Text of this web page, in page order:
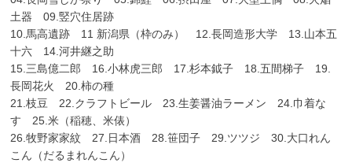
土器 09.竪穴住居跡
10.馬高遺跡 11 新潟県（枠のみ） 12.長岡造形大学 13.山本五
十六 14.河井継之助
15.三島億二郎 16.小林虎三郎 17.杉本鉞子 18.五間梯子 19.
長岡花火 20.柿の種
21.枝豆 22.クラフトビール 23.生姜醤油ラーメン 24.巾着な
す 25.米（稲穂、米俵）
26.牧野家家紋 27.日本酒 28.笹団子 29.ツツジ 30.大口れん
こん（だるまれんこん）